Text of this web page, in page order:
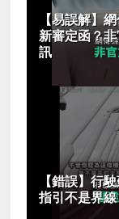
【易誤解】
新審定函？
訊
【錯誤】行
指引不是界